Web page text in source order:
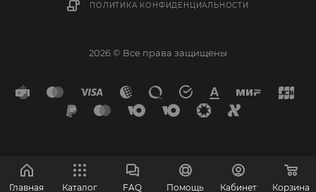
ПОЛИТИКА КОНФИДЕНЦИАЛЬНОСТИ
2026 © Все права защищены
Главная Каталог FAQ Помощь Кабинет Корзина